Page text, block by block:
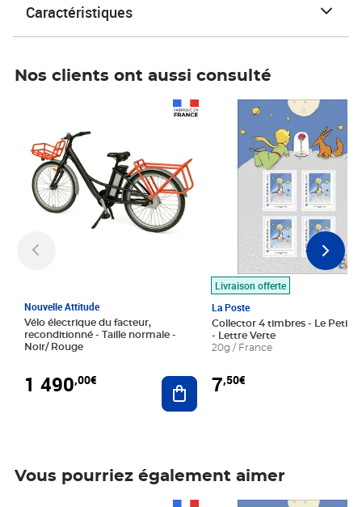
Caractéristiques
Nos clients ont aussi consulté
Nouvelle Attitude
Vélo électrique du facteur,
reconditionné - Taille normale -
Noir/ Rouge
1 490,00€ Ajouter au panier
Livraison offerte
La Poste
Collector 4 timbres - Le Petit
- Lettre Verte
20g / France
7,50€
Prix 7,50€
Vous pourriez également aimer